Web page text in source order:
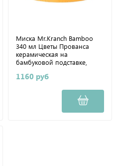
Миска Mr.Kranch Bamboo
340 мл Цветы Прованса
керамическая на
бамбуковой подставке,
1160 руб